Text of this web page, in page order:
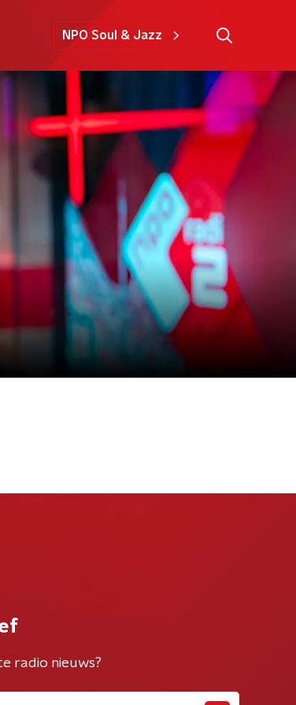
NPO Soul & Jazz
radio nieuws?